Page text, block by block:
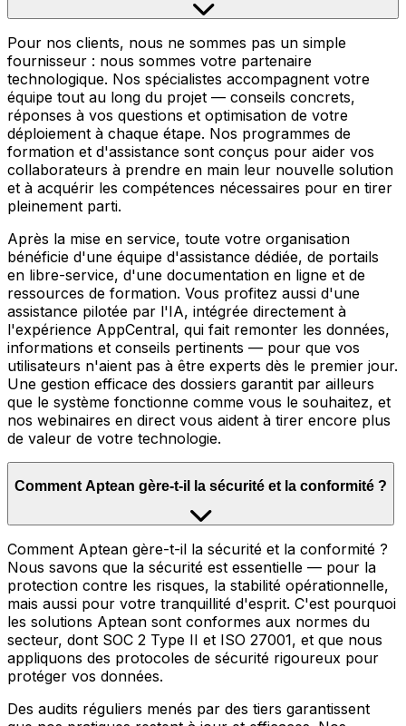
Pour nos clients, nous ne sommes pas un simple
fournisseur : nous sommes votre partenaire
technologique. Nos spécialistes accompagnent votre
équipe tout au long du projet — conseils concrets,
réponses à vos questions et optimisation de votre
déploiement à chaque étape. Nos programmes de
formation et d'assistance sont conçus pour aider vos
collaborateurs à prendre en main leur nouvelle solution
et à acquérir les compétences nécessaires pour en tirer
pleinement parti.
Après la mise en service, toute votre organisation
bénéficie d'une équipe d'assistance dédiée, de portails
en libre-service, d'une documentation en ligne et de
ressources de formation. Vous profitez aussi d'une
assistance pilotée par l'IA, intégrée directement à
l'expérience AppCentral, qui fait remonter les données,
informations et conseils pertinents — pour que vos
utilisateurs n'aient pas à être experts dès le premier jour.
Une gestion efficace des dossiers garantit par ailleurs
que le système fonctionne comme vous le souhaitez, et
nos webinaires en direct vous aident à tirer encore plus
de valeur de votre technologie.
Comment Aptean gère-t-il la sécurité et la conformité ?
Comment Aptean gère-t-il la sécurité et la conformité ?
Nous savons que la sécurité est essentielle — pour la
protection contre les risques, la stabilité opérationnelle,
mais aussi pour votre tranquillité d'esprit. C'est pourquoi
les solutions Aptean sont conformes aux normes du
secteur, dont SOC 2 Type II et ISO 27001, et que nous
appliquons des protocoles de sécurité rigoureux pour
protéger vos données.
Des audits réguliers menés par des tiers garantissent